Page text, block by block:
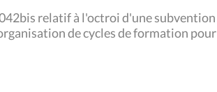
relatif à l'octroi d'une subvention
de cycles de formation pour